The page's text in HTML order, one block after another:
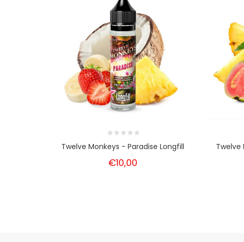
Twelve Monkeys - Paradise Longfill
€10,00
Twelve